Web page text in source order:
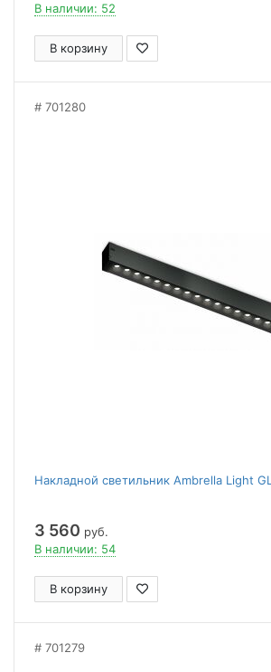
В наличии: 52
В корзину
701280
Накладной светильник Ambrella Light
3 560 руб.
В наличии: 54
В корзину
701279